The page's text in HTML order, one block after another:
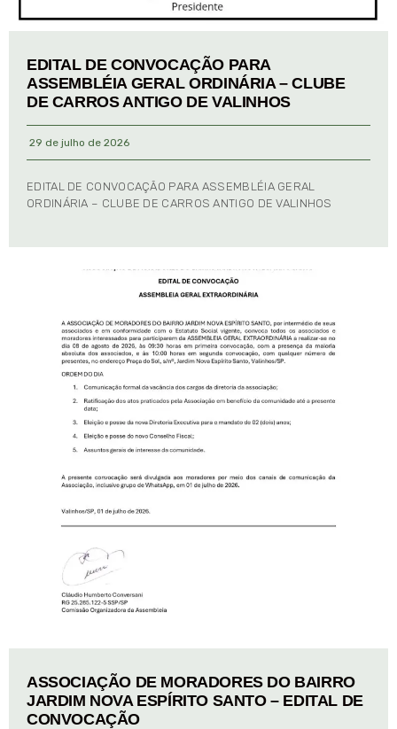
EDITAL DE CONVOCAÇÃO PARA
ASSEMBLÉIA GERAL ORDINÁRIA – CLUBE
DE CARROS ANTIGO DE VALINHOS
29 de julho de 2026
EDITAL DE CONVOCAÇÃO PARA ASSEMBLÉIA GERAL
ORDINÁRIA – CLUBE DE CARROS ANTIGO DE VALINHOS
ASSOCIAÇÃO DE MORADORES DO BAIRRO
JARDIM NOVA ESPÍRITO SANTO – EDITAL DE
CONVOCAÇÃO